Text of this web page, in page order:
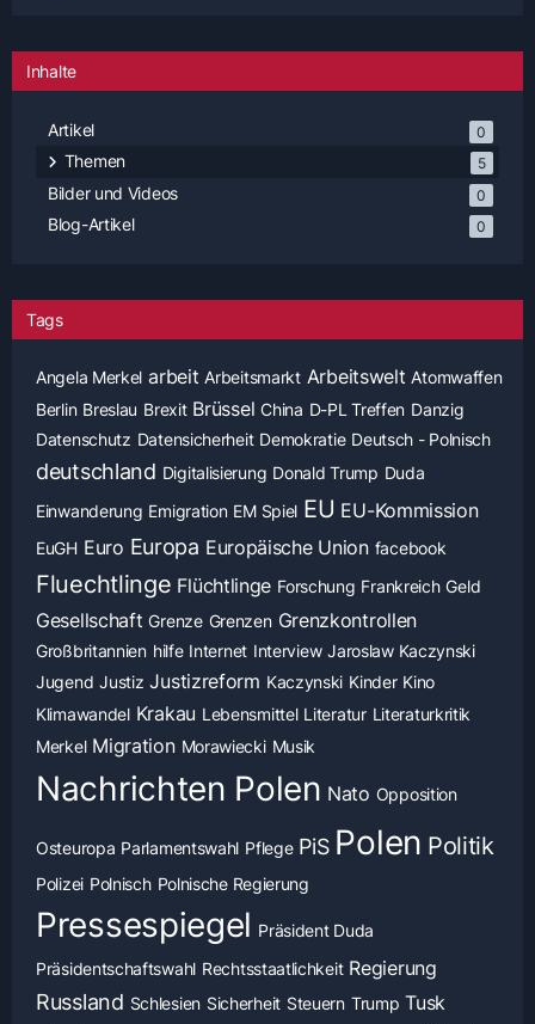
Inhalte
Artikel 0
Themen 5
Bilder und Videos 0
Blog-Artikel 0
Tags
Angela Merkel arbeit Arbeitsmarkt Arbeitswelt Atomwaffen
Berlin Breslau Brexit Brüssel China D-PL Treffen Danzig
Datenschutz Datensicherheit Demokratie Deutsch - Polnisch
deutschland Digitalisierung Donald Trump Duda
Einwanderung Emigration EM Spiel EU EU-Kommission
EuGH Euro Europa Europäische Union facebook
Fluechtlinge Flüchtlinge Forschung Frankreich Geld
Gesellschaft Grenze Grenzen Grenzkontrollen
Großbritannien hilfe Internet Interview Jaroslaw Kaczynski
Jugend Justiz Justizreform Kaczynski Kinder Kino
Klimawandel Krakau Lebensmittel Literatur Literaturkritik
Merkel Migration Morawiecki Musik
Nachrichten Polen Nato Opposition
Osteuropa Parlamentswahl Pflege PiS Polen Politik
Polizei Polnisch Polnische Regierung
Pressespiegel Präsident Duda
Präsidentschaftswahl Rechtsstaatlichkeit Regierung
Russland Schlesien Sicherheit Steuern Trump Tusk